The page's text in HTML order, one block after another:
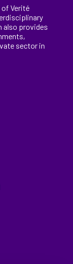
of Verité
also provides
sector in